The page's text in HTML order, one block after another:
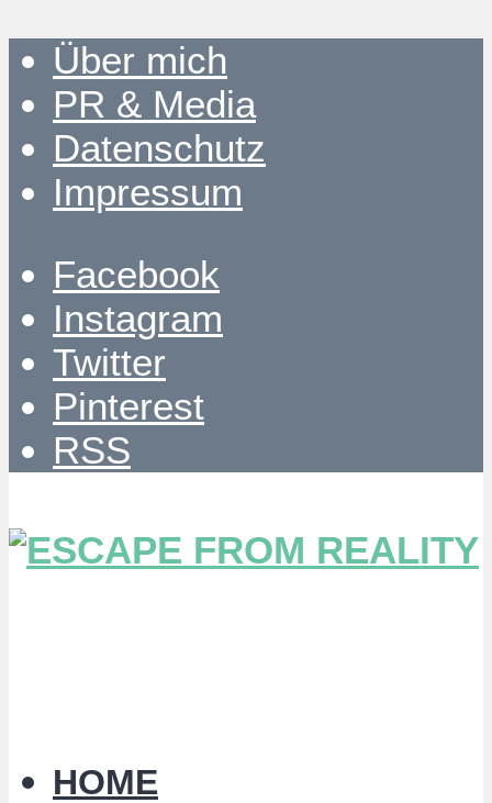
Über mich
PR & Media
Datenschutz
Impressum
Facebook
Instagram
Twitter
Pinterest
RSS
HOME